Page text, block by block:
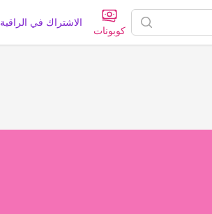
كوبونات
الاشتراك في الراقية